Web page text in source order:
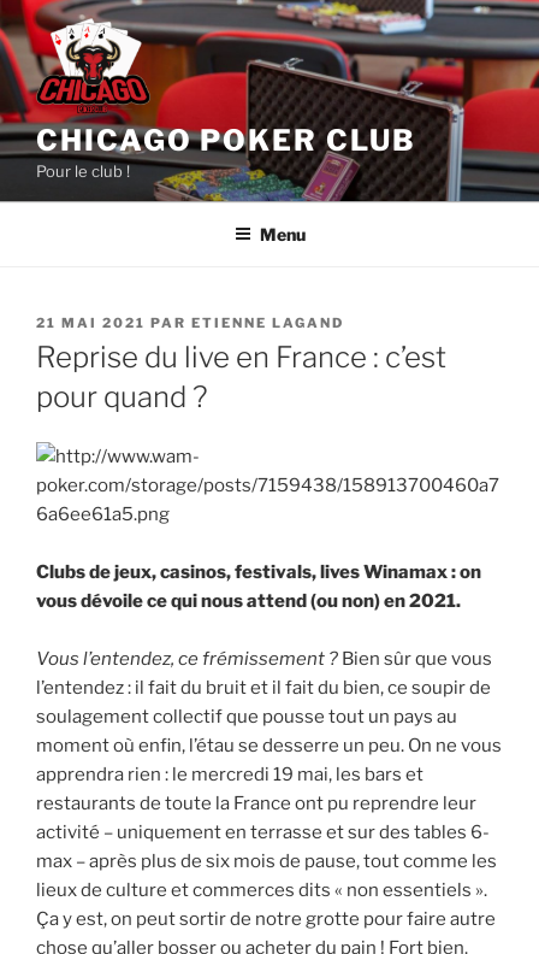
Aller
au
contenu
principal
CHICAGO POKER CLUB
Pour le club !
Menu
PUBLIÉ
LE
21 MAI 2021 PAR ETIENNE LAGAND
Reprise du live en France : c’est
pour quand ?
Clubs de jeux, casinos, festivals, lives Winamax : on
vous dévoile ce qui nous attend (ou non) en 2021.
Vous l’entendez, ce frémissement ? Bien sûr que vous
l’entendez : il fait du bruit et il fait du bien, ce soupir de
soulagement collectif que pousse tout un pays au
moment où enfin, l’étau se desserre un peu. On ne vous
apprendra rien : le mercredi 19 mai, les bars et
restaurants de toute la France ont pu reprendre leur
activité – uniquement en terrasse et sur des tables 6-
max – après plus de six mois de pause, tout comme les
lieux de culture et commerces dits « non essentiels ».
Ça y est, on peut sortir de notre grotte pour faire autre
chose qu’aller bosser ou acheter du pain ! Fort bien.